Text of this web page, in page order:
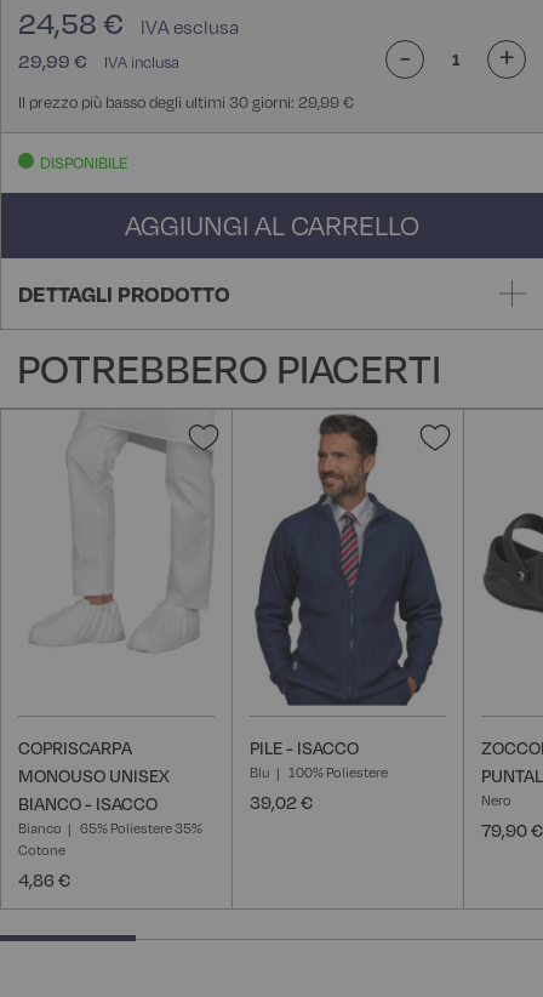
29,99 €
24,58 €
Il prezzo più basso degli ultimi 30 giorni: 29,99 €
- +
DISPONIBILE
AGGIUNGI AL CARRELLO
DETTAGLI PRODOTTO
POTREBBERO PIACERTI
Aggiungi
desideri
COPRISCARPA
MONOUSO UNISEX
BIANCO - ISACCO
Bianco
65% Poliestere 35%
Cotone
4,86 €
Aggiungi
desideri
PILE - ISACCO
Blu 100% Poliestere
39,02 € Nero
79,90 €
25% completed